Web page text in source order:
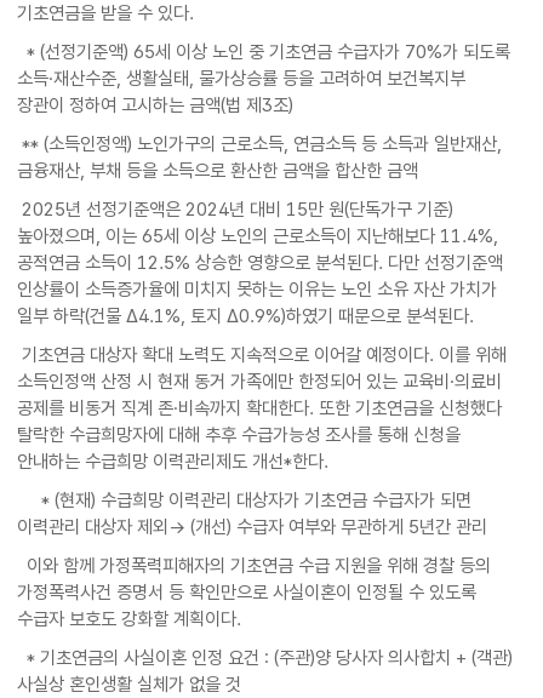
기초연금을 받을 수 있다.
* (선정기준액) 65세 이상 노인 중 기초연금 수급자가 70%가 되도록
소득·재산수준, 생활실태, 물가상승률 등을 고려하여 보건복지부
장관이 정하여 고시하는 금액(법 제3조)
** (소득인정액) 노인가구의 근로소득, 연금소득 등 소득과 일반재산,
금융재산, 부채 등을 소득으로 환산한 금액을 합산한 금액
2025년 선정기준액은 2024년 대비 15만 원(단독가구 기준)
높아졌으며, 이는 65세 이상 노인의 근로소득이 지난해보다 11.4%,
공적연금 소득이 12.5% 상승한 영향으로 분석된다. 다만 선정기준액
인상률이 소득증가율에 미치지 못하는 이유는 노인 소유 자산 가치가
일부 하락(건물 Δ4.1%, 토지 Δ0.9%)하였기 때문으로 분석된다.
기초연금 대상자 확대 노력도 지속적으로 이어갈 예정이다. 이를 위해
소득인정액 산정 시 현재 동거 가족에만 한정되어 있는 교육비·의료비
공제를 비동거 직계 존·비속까지 확대한다. 또한 기초연금을 신청했다
탈락한 수급희망자에 대해 추후 수급가능성 조사를 통해 신청을
안내하는 수급희망 이력관리제도 개선*한다.
* (현재) 수급희망 이력관리 대상자가 기초연금 수급자가 되면
이력관리 대상자 제외→ (개선) 수급자 여부와 무관하게 5년간 관리
이와 함께 가정폭력피해자의 기초연금 수급 지원을 위해 경찰 등의
가정폭력사건 증명서 등 확인만으로 사실이혼이 인정될 수 있도록
수급자 보호도 강화할 계획이다.
* 기초연금의 사실이혼 인정 요건 : (주관)양 당사자 의사합치 + (객관)
사실상 혼인생활 실체가 없을 것